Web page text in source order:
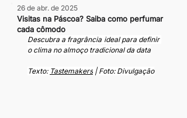
Visitas na Páscoa? Saiba como perfumar
cada cômodo
26 de abr. de 2025
Descubra a fragrância ideal para definir
o clima no almoço tradicional da data
Texto: Tastemakers | Foto: Divulgação